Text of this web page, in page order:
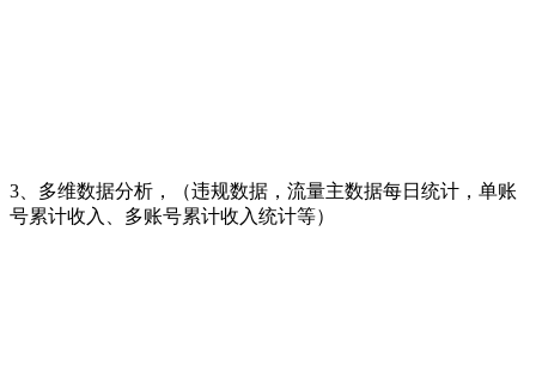
3、多维数据分析，（违规数据，流量主数据每日统计，单账
号累计收入、多账号累计收入统计等）